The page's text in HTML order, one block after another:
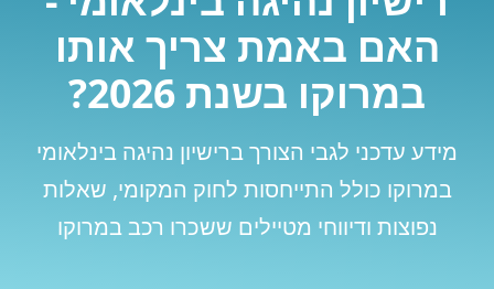
האם באמת צריך אותו
במרוקו בשנת 2026?
מידע עדכני לגבי הצורך ברישיון נהיגה בינלאומי
במרוקו כולל התייחסות לחוק המקומי, שאלות
נפוצות ודיווחי מטיילים ששכרו רכב במרוקו